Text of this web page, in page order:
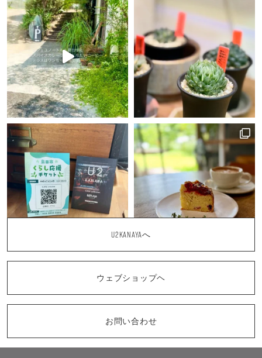
U2KANAYAへ
ウェブショップヘ
お問い合わせ